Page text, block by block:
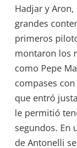
Hadjar y
grandes
primeros
montaron los
como Pepe
compases
que entró
le permitió
segundos. En
de Antonelli